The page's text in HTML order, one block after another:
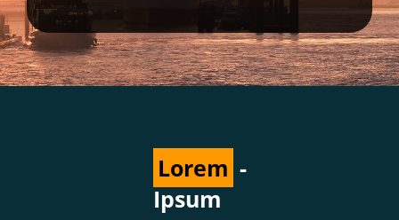
Lorem -
Ipsum